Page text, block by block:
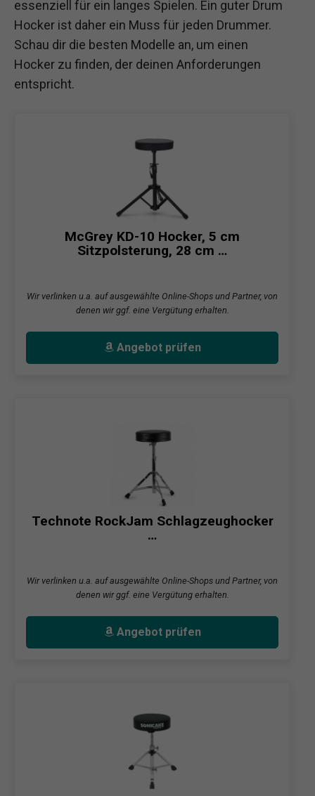
essenziell für ein langes Spielen. Ein guter Drum
Hocker ist daher ein Muss für jeden Drummer.
Schau dir die besten Modelle an, um einen
Hocker zu finden, der deinen Anforderungen
entspricht.
McGrey KD-10 Hocker, 5 cm
Sitzpolsterung, 28 cm …
Wir verlinken u.a. auf ausgewählte Online-Shops und Partner, von
denen wir ggf. eine Vergütung erhalten.
Angebot prüfen
Technote RockJam Schlagzeughocker
…
Wir verlinken u.a. auf ausgewählte Online-Shops und Partner, von
denen wir ggf. eine Vergütung erhalten.
Angebot prüfen